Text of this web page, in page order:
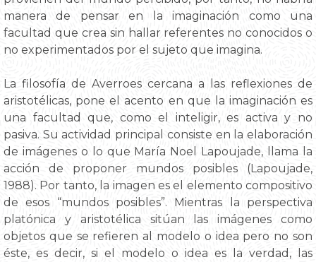
manera de pensar en la imaginación como una
facultad que crea sin hallar referentes no conocidos o
no experimentados por el sujeto que imagina.
La filosofía de Averroes cercana a las reflexiones de
aristotélicas, pone el acento en que la imaginación es
una facultad que, como el inteligir, es activa y no
pasiva. Su actividad principal consiste en la elaboración
de imágenes o lo que María Noel Lapoujade, llama la
acción de proponer mundos posibles (Lapoujade,
1988). Por tanto, la imagen es el elemento compositivo
de esos “mundos posibles”. Mientras la perspectiva
platónica y aristotélica sitúan las imágenes como
objetos que se refieren al modelo o idea pero no son
éste, es decir, si el modelo o idea es la verdad, las